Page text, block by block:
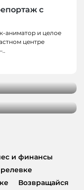
с
аниматор и целое
центре
Кемерово
и финансы
Возвращайся